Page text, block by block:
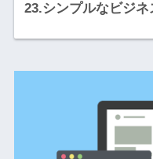
23.シンプルなビジ